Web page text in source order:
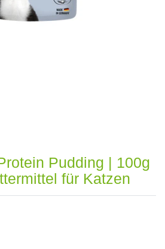
Pudding | 100g
für Katzen